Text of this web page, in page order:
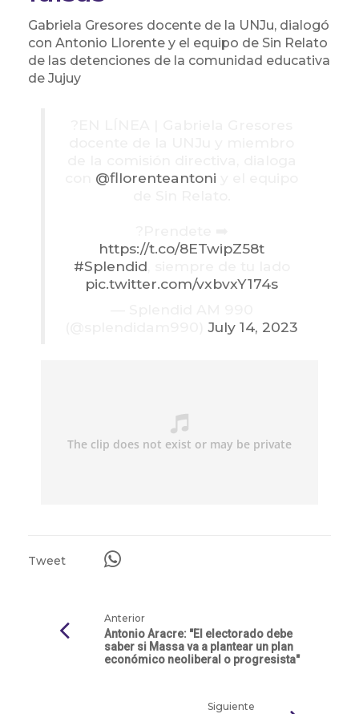
Gabriela Gresores docente de la UNJu, dialogó
con Antonio Llorente y el equipo de Sin Relato
de las detenciones de la comunidad educativa
de Jujuy
@fllorenteantoni
https://t.co/8ETwipZ58t
#Splendid
pic.twitter.com/vxbvxY174s
July 14, 2023
Tweet
Anterior
Antonio Aracre: "El electorado debe
saber si Massa va a plantear un plan
económico neoliberal o progresista"
Siguiente